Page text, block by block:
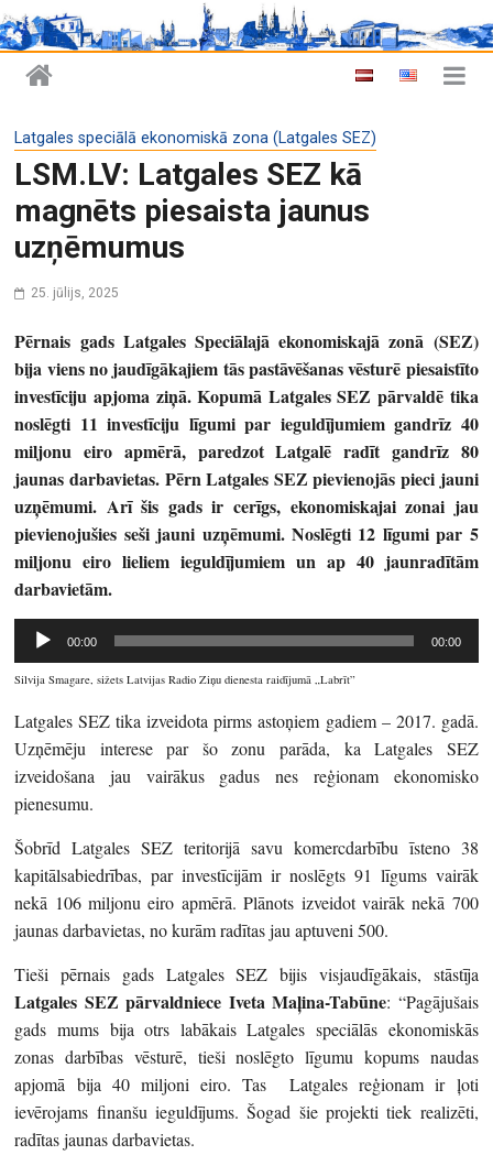
Latgales speciālā ekonomiskā zona (Latgales SEZ)
LSM.LV: Latgales SEZ kā
magnēts piesaista jaunus
uzņēmumus
25. jūlijs, 2025
Pērnais gads Latgales Speciālajā ekonomiskajā zonā (SEZ)
bija viens no jaudīgākajiem tās pastāvēšanas vēsturē piesaistīto
investīciju apjoma ziņā. Kopumā Latgales SEZ pārvaldē tika
noslēgti 11 investīciju līgumi par ieguldījumiem gandrīz 40
miljonu eiro apmērā, paredzot Latgalē radīt gandrīz 80
jaunas darbavietas. Pērn Latgales SEZ pievienojās pieci jauni
uzņēmumi. Arī šis gads ir cerīgs, ekonomiskajai zonai jau
pievienojušies seši jauni uzņēmumi. Noslēgti 12 līgumi par 5
miljonu eiro lieliem ieguldījumiem un ap 40 jaunradītām
darbavietām.
Audio
atskaņotājs
00:00 00:00
Silvija Smagare, sižets Latvijas Radio Ziņu dienesta raidījumā „Labrīt”
Latgales SEZ tika izveidota pirms astoņiem gadiem – 2017. gadā.
Uzņēmēju interese par šo zonu parāda, ka Latgales SEZ
izveidošana jau vairākus gadus nes reģionam ekonomisko
pienesumu.
Šobrīd Latgales SEZ teritorijā savu komercdarbību īsteno 38
kapitālsabiedrības, par investīcijām ir noslēgts 91 līgums vairāk
nekā 106 miljonu eiro apmērā. Plānots izveidot vairāk nekā 700
jaunas darbavietas, no kurām radītas jau aptuveni 500.
Tieši pērnais gads Latgales SEZ bijis visjaudīgākais, stāstīja
Latgales SEZ pārvaldniece Iveta Maļina-Tabūne: “Pagājušais
gads mums bija otrs labākais Latgales speciālās ekonomiskās
zonas darbības vēsturē, tieši noslēgto līgumu kopums naudas
apjomā bija 40 miljoni eiro. Tas Latgales reģionam ir ļoti
ievērojams finanšu ieguldījums. Šogad šie projekti tiek realizēti,
radītas jaunas darbavietas.